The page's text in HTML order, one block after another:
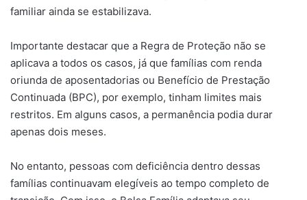
familiar ainda se estabilizava.
Importante destacar que a Regra de Proteção não se
aplicava a todos os casos, já que famílias com renda
oriunda de aposentadorias ou Benefício de Prestação
Continuada (BPC), por exemplo, tinham limites mais
restritos. Em alguns casos, a permanência podia durar
apenas dois meses.
No entanto, pessoas com deficiência dentro dessas
famílias continuavam elegíveis ao tempo completo de